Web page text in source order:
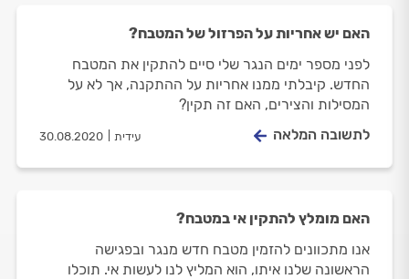
האם יש אחריות על הפרזול של המטבח?
לפני מספר ימים הנגר שלי סיים להתקין את המטבח
החדש. קיבלתי ממנו אחריות על ההתקנה, אך לא על
המסילות והצירים, האם זה תקין?
עידית 30.08.2020 לתשובה המלאה
האם מומלץ להתקין אי במטבח?
אנו מתכוונים להזמין מטבח חדש מנגר ובפגישה
הראשונה שלנו איתו, הוא המליץ לנו לעשות אי. תוכלו